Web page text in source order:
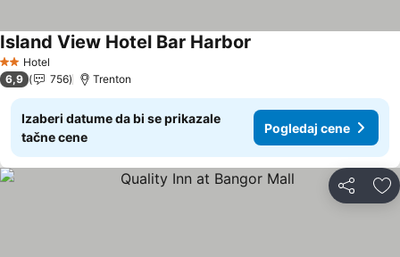
2 Zvezdice
Hotel
Island View Hotel Bar Harbor
6,9 756 Trenton
Izaberi datume da bi se prikazale
tačne cene
Pogledaj cene
Deli